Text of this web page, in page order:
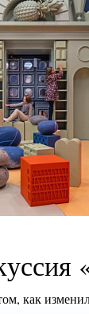
как